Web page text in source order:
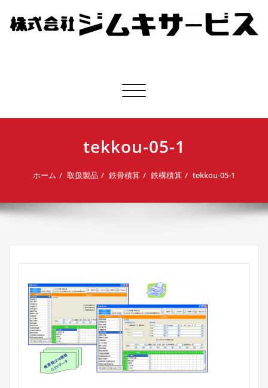
ナビゲーション切り替え
tekkou-05-1
ホーム 取扱製品 鉄骨積算 鉄構積算 tekkou-05-1